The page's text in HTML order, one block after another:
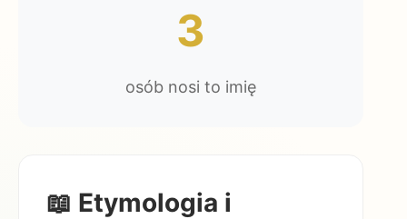
3
osób nosi to imię
📖 Etymologia i